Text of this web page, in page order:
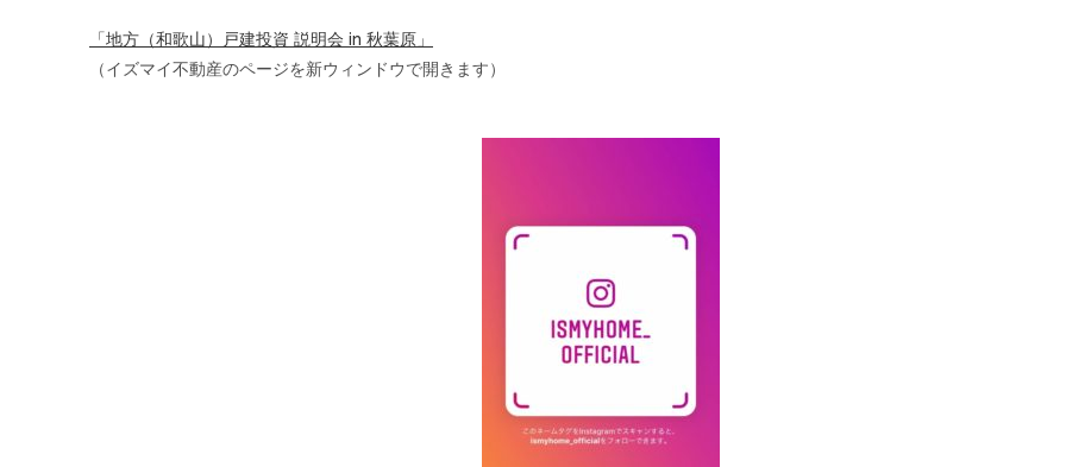
「地方（和歌山）戸建投資 説明会 in 秋葉原」
（イズマイ不動産のページを新ウィンドウで開きます）